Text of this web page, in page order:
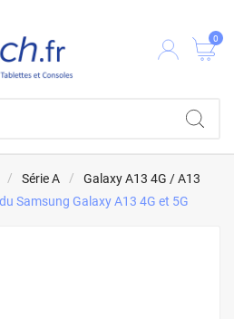
0
Série A
Galaxy A13 4G / A13
Samsung Galaxy A13 4G et 5G